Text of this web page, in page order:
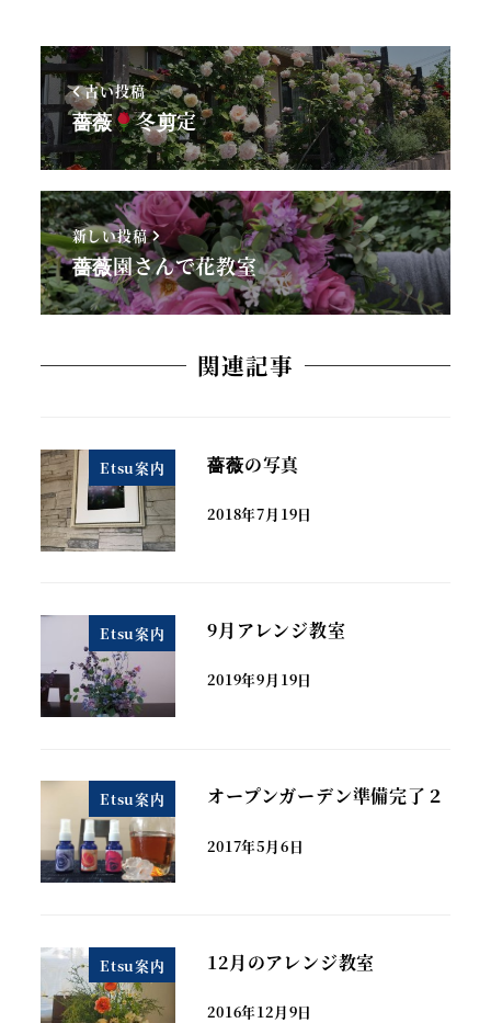
古い投稿
薔薇 冬剪定
新しい投稿
薔薇園さんで花教室
関連記事
Etsu案内 薔薇の写真
2018年7月19日
Etsu案内 9月アレンジ教室
2019年9月19日
Etsu案内 オープンガーデン準備完了２
2017年5月6日
Etsu案内 12月のアレンジ教室
2016年12月9日